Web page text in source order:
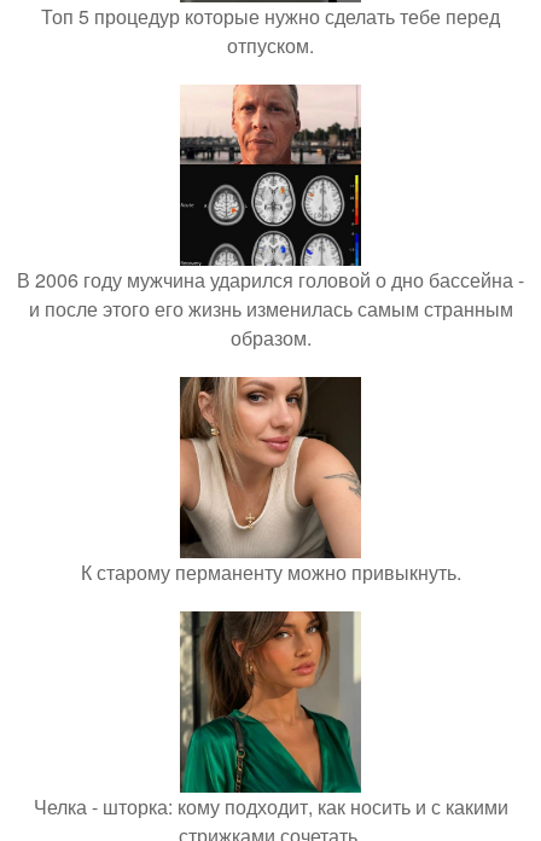
Топ 5 процедур которые нужно сделать тебе перед
отпуском.
В 2006 году мужчина ударился головой о дно бассейна -
и после этого его жизнь изменилась самым странным
образом.
К старому перманенту можно привыкнуть.
Челка - шторка: кому подходит, как носить и с какими